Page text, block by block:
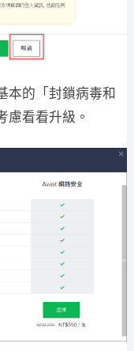
本的「封鎖病毒和
慮看看升級。